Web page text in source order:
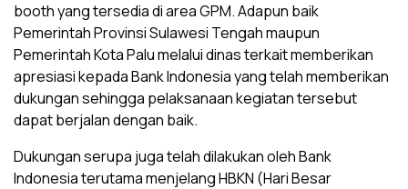
booth yang tersedia di area GPM. Adapun baik
Pemerintah Provinsi Sulawesi Tengah maupun
Pemerintah Kota Palu melalui dinas terkait memberikan
apresiasi kepada Bank Indonesia yang telah memberikan
dukungan sehingga pelaksanaan kegiatan tersebut
dapat berjalan dengan baik.
Dukungan serupa juga telah dilakukan oleh Bank
Indonesia terutama menjelang HBKN (Hari Besar